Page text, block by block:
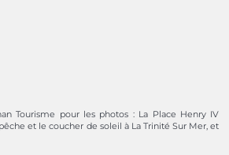
Tourisme pour les photos : La Place Henry IV
et le coucher de soleil à La Trinité Sur Mer, et